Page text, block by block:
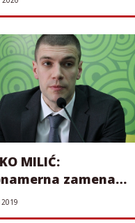
MILIĆ:
zamena
presude
suda